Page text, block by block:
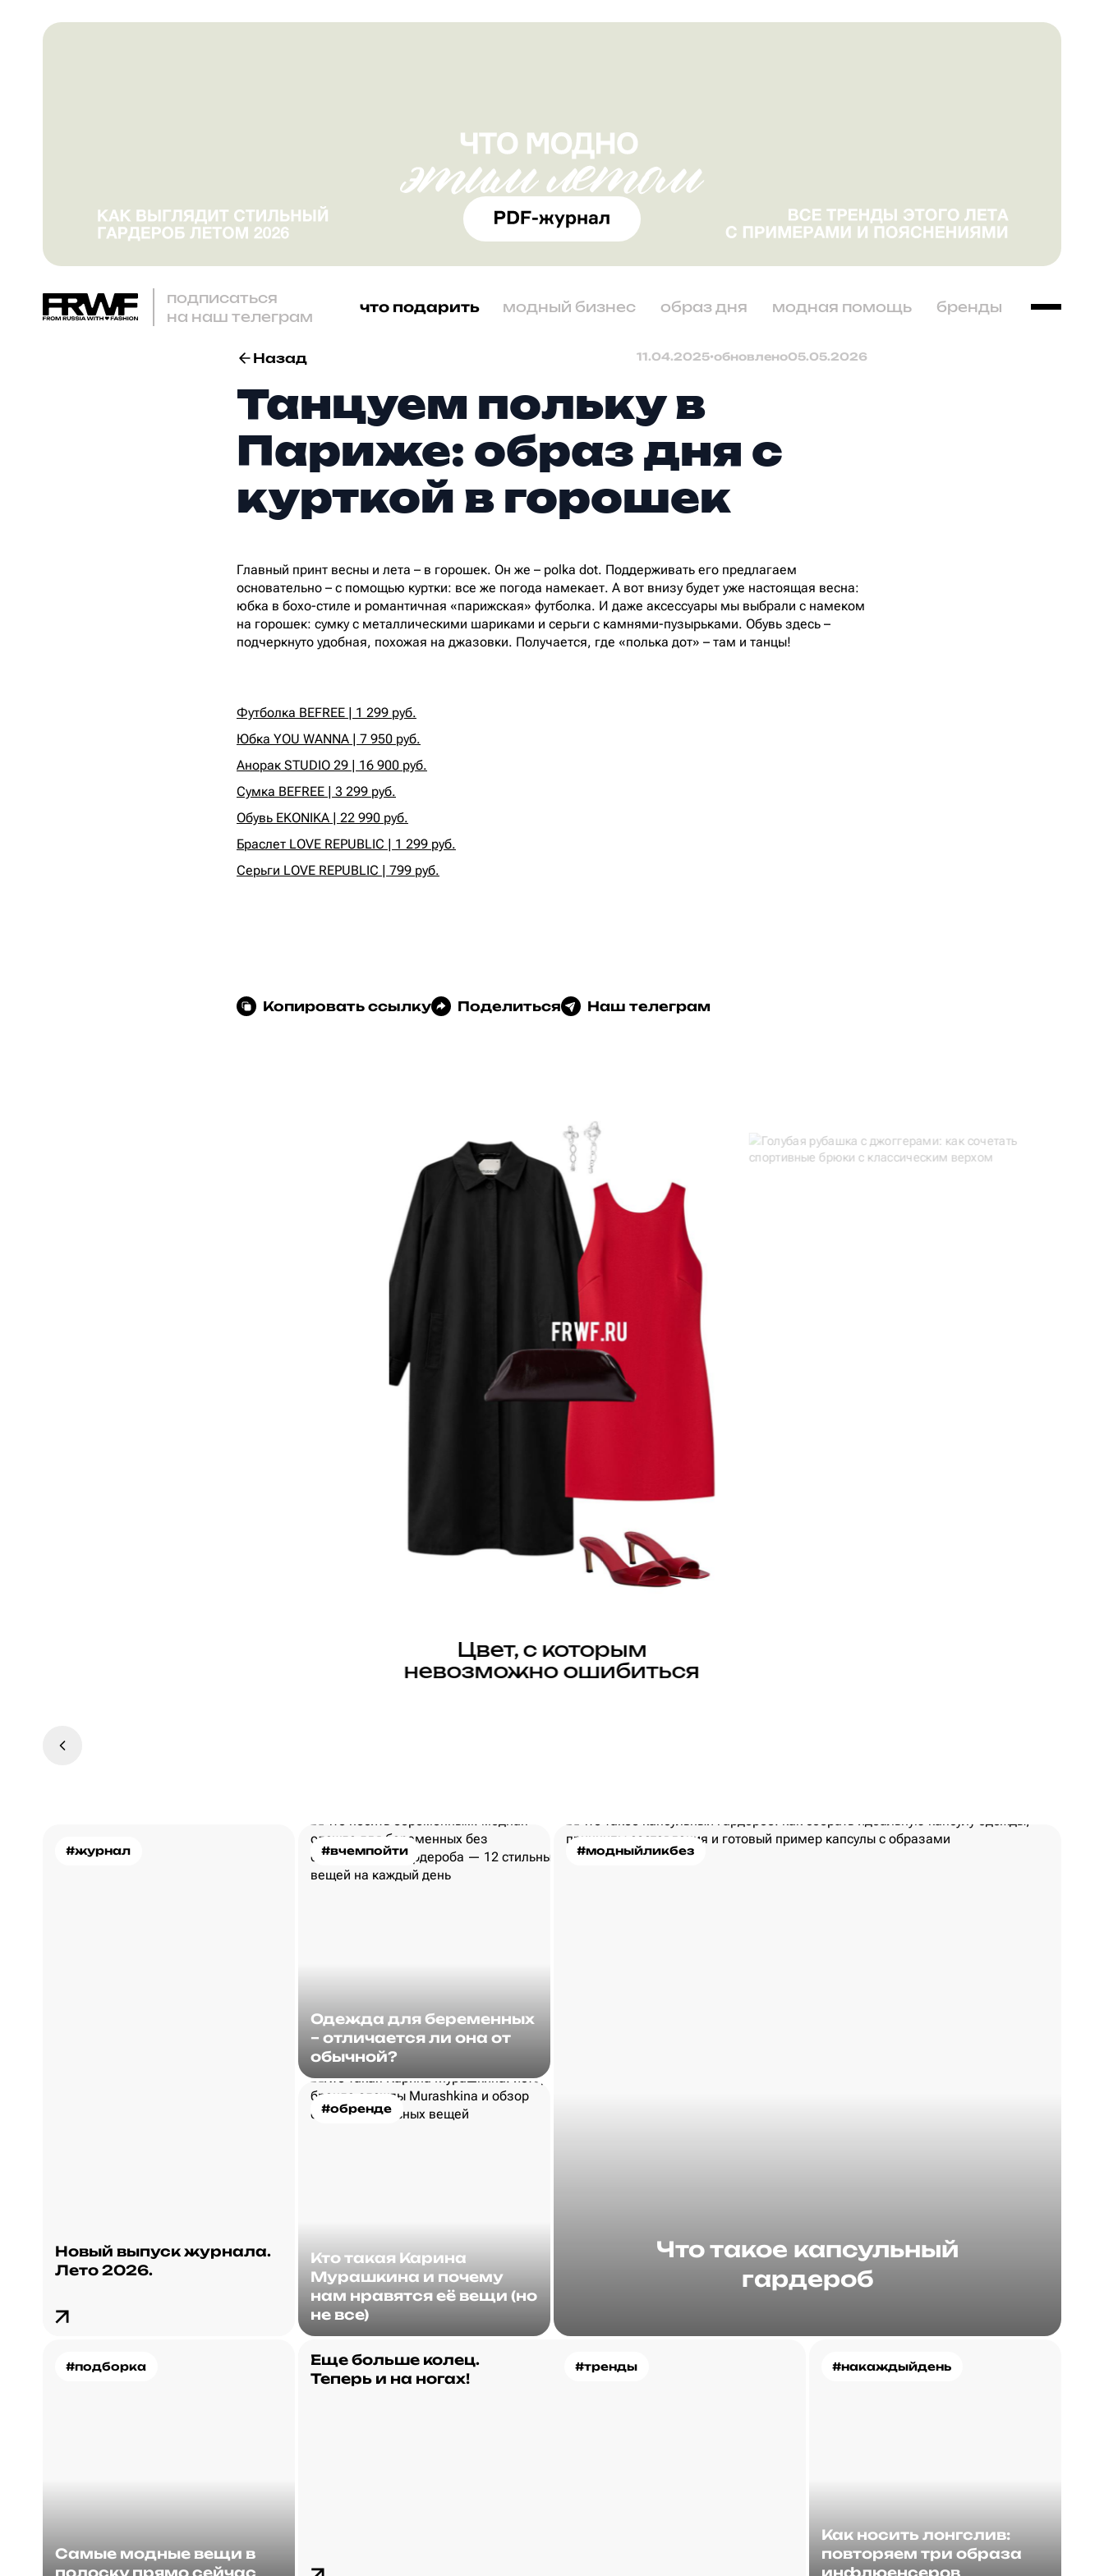
подписаться
на наш телеграм
что подарить модный бизнес образ дня модная помощь бренды
Назад 11.04.2025•обновлено05.05.2026
Танцуем польку в
Париже: образ дня с
курткой в горошек
Главный принт весны и лета – в горошек. Он же – polka dot. Поддерживать его предлагаем
основательно – с помощью куртки: все же погода намекает. А вот внизу будет уже настоящая весна:
юбка в бохо-стиле и романтичная «парижская» футболка. И даже аксессуары мы выбрали с намеком
на горошек: сумку с металлическими шариками и серьги с камнями-пузырьками. Обувь здесь –
подчеркнуто удобная, похожая на джазовки. Получается, где «полька дот» – там и танцы!
Футболка BEFREE | 1 299 руб.
Юбка YOU WANNA | 7 950 руб.
Анорак STUDIO 29 | 16 900 руб.
Сумка BEFREE | 3 299 руб.
Обувь EKONIKA | 22 990 руб.
Браслет LOVE REPUBLIC | 1 299 руб.
Серьги LOVE REPUBLIC | 799 руб.
Копировать ссылку Поделиться Наш телеграм
Цвет, с которым
невозможно ошибиться
#журнал
Новый выпуск журнала.
Лето 2026.
#вчемпойти
Одежда для беременных
– отличается ли она от
обычной?
#модныйликбез
Что такое капсульный
гардероб
#обренде
Кто такая Карина
Мурашкина и почему
нам нравятся её вещи (но
не все)
#подборка
Самые модные вещи в
полоску прямо сейчас
#тренды
Еще больше колец.
Теперь и на ногах!
#накаждыйдень
Как носить лонгслив:
повторяем три образа
инфлюенсеров